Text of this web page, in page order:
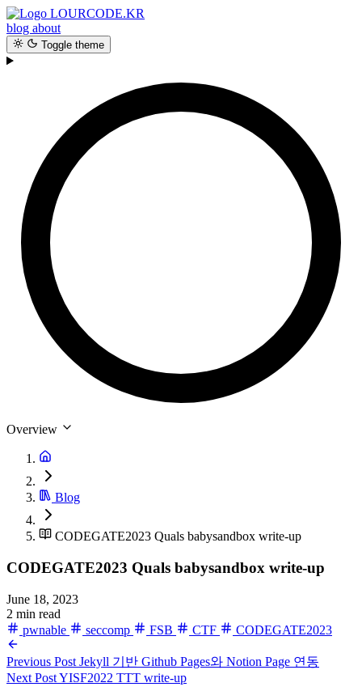
LOURCODE.KR
blog about
Toggle theme
Overview
Blog
CODEGATE2023 Quals babysandbox write-up
CODEGATE2023 Quals babysandbox write-up
June 18, 2023
2 min read
pwnable
seccomp FSB CTF CODEGATE2023
Previous Post Jekyll 기반 Github Pages와 Notion Page 연동
Next PostYISF2022 TTT write-up